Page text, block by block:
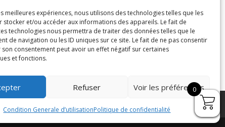
meilleures expériences, nous utilisons des technologies telles que les
stocker et/ou accéder aux informations des appareils. Le fait de
technologies nous permettra de traiter des données telles que le
de navigation ou les ID uniques sur ce site. Le fait de ne pas consentir
consentement peut avoir un effet négatif sur certaines
et fonctions.
Refuser Voir les préférences
Condition Generale d’utilisationPolitique de confidentialité
0